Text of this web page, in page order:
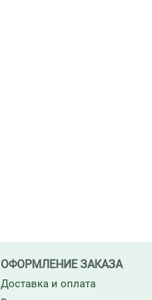
ОФОРМЛЕНИЕ ЗАКАЗА
Доставка и оплата